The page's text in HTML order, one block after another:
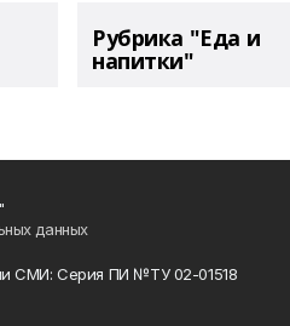
Рубрика "Еда и
напитки"
данных
СМИ: Серия ПИ №ТУ 02-01518